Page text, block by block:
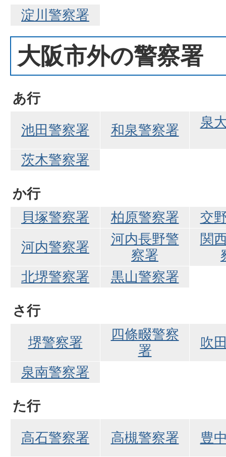
淀川警察署
大阪市外の警察署
あ行
池田警察署
和泉警察署 泉
茨木警察署
か行
貝塚警察署
柏原警察署
交
河内警察署
河内長野警
察署
関
北堺警察署
黒山警察署
さ行
堺警察署
四條畷警察
署
吹
泉南警察署
た行
高石警察署
高槻警察署 豊